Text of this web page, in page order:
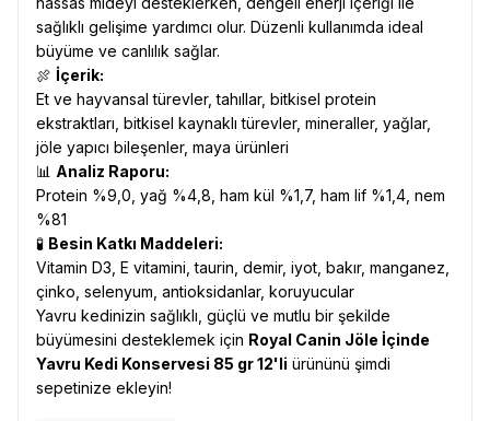
sağlıklı gelişime yardımcı olur. Düzenli kullanımda ideal
büyüme ve canlılık sağlar.
🍖 İçerik:
Et ve hayvansal türevler, tahıllar, bitkisel protein
ekstraktları, bitkisel kaynaklı türevler, mineraller, yağlar,
jöle yapıcı bileşenler, maya ürünleri
📊 Analiz Raporu:
Protein %9,0, yağ %4,8, ham kül %1,7, ham lif %1,4, nem
%81
🧪 Besin Katkı Maddeleri:
Vitamin D3, E vitamini, taurin, demir, iyot, bakır, manganez,
çinko, selenyum, antioksidanlar, koruyucular
Yavru kedinizin sağlıklı, güçlü ve mutlu bir şekilde
büyümesini desteklemek için Royal Canin Jöle İçinde
Yavru Kedi Konservesi 85 gr 12'li ürününü şimdi
sepetinize ekleyin!